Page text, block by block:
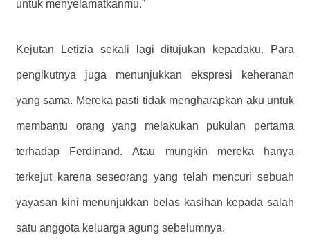
untuk menyelamatkanmu.”
Kejutan Letizia sekali lagi ditujukan kepadaku. Para
pengikutnya juga menunjukkan ekspresi keheranan
yang sama. Mereka pasti tidak mengharapkan aku untuk
membantu orang yang melakukan pukulan pertama
terhadap Ferdinand. Atau mungkin mereka hanya
terkejut karena seseorang yang telah mencuri sebuah
yayasan kini menunjukkan belas kasihan kepada salah
satu anggota keluarga agung sebelumnya.